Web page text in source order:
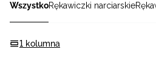
WszystkoRękawiczki narciarskie
1 kolumna